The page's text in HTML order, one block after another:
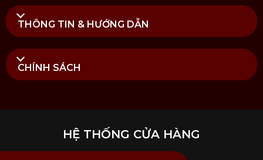
THÔNG TIN & HƯỚNG DẪN
CHÍNH SÁCH
HỆ THỐNG CỬA HÀNG